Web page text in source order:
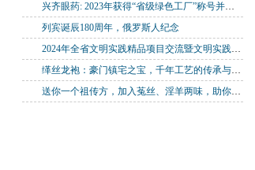
兴齐眼药: 2023年获得“省级绿色工厂”称号并通过“无废工厂”评审验收, 全面加快绿色低碳转型
列宾诞辰180周年，俄罗斯人纪念
2024年全省文明实践精品项目交流暨文明实践志愿服务大集开集
缂丝龙袍：豪门镇宅之宝，千年工艺的传承与守护
送你一个祖传方，加入菟丝、淫羊两味，助你延时增坚，登顶王座